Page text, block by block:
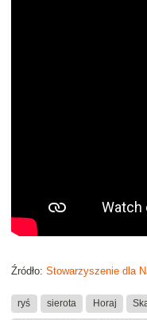
Źródło: Stowarzyszenie dla
ryś sierota Horaj